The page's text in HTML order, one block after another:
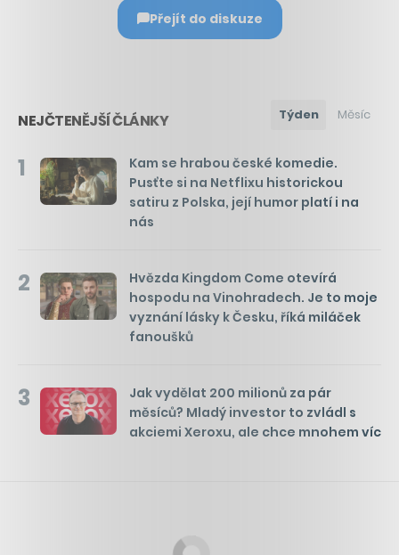
Přejít do diskuze
NEJČTENĚJŠÍ ČLÁNKY Týden Měsíc
1
Kam se hrabou české komedie.
Pusťte si na Netflixu historickou
satiru z Polska, její humor platí i na
nás
2
Hvězda Kingdom Come otevírá
hospodu na Vinohradech. Je to moje
vyznání lásky k Česku, říká miláček
fanoušků
3
Jak vydělat 200 milionů za pár
měsíců? Mladý investor to zvládl s
akciemi Xeroxu, ale chce mnohem víc